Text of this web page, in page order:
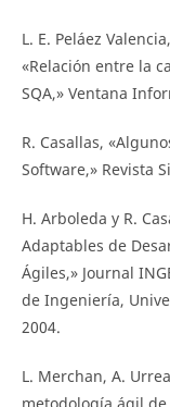
L. E. Peláez
«Relación entre la
SQA,» Ventana
R. Casallas,
Software,» Revista
H. Arboleda y R.
Adaptables de
Ágiles,» Journal
de Ingeniería,
2004.
L. Merchan, A.
metodología ágil